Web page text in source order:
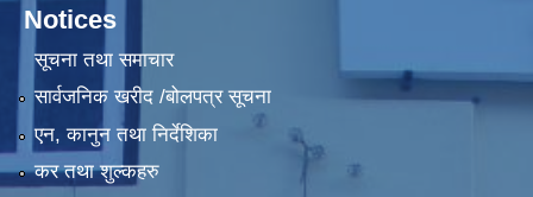
Notices
सूचना तथा समाचार
सार्वजनिक खरीद /बोलपत्र सूचना
एन, कानुन तथा निर्देशिका
कर तथा शुल्कहरु